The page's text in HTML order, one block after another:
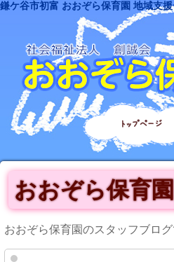
鎌ケ谷市初富 おおぞら保育園 地域支
トップページ
おおぞら保育
おおぞら保育園のスタッフブログ